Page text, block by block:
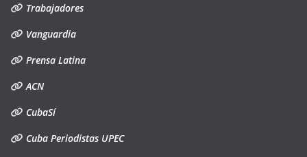
Trabajadores
Vanguardia
Prensa Latina
ACN
CubaSí
Cuba Periodistas UPEC